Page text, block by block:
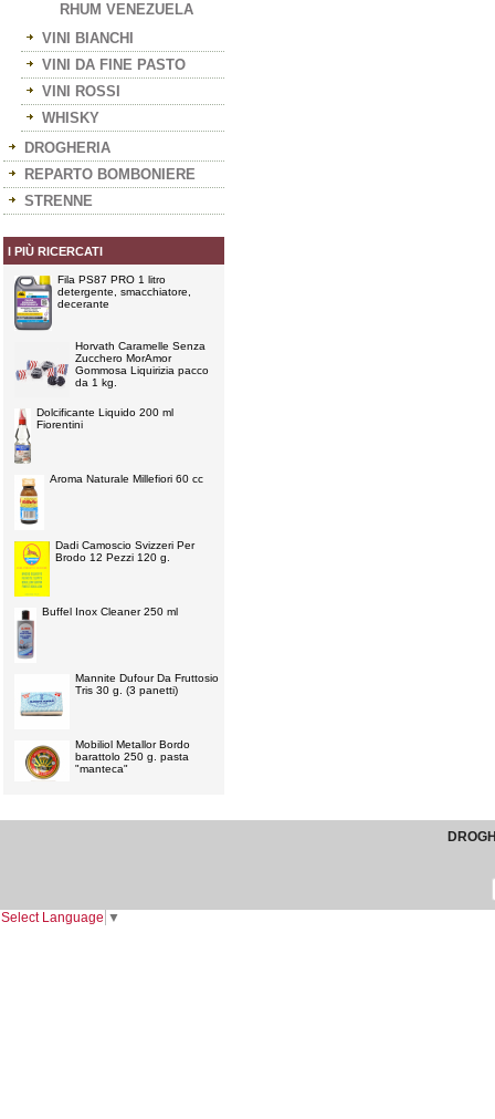
RHUM VENEZUELA
VINI BIANCHI
VINI DA FINE PASTO
VINI ROSSI
WHISKY
DROGHERIA
REPARTO BOMBONIERE
STRENNE
I PIÙ RICERCATI
Fila PS87 PRO 1 litro
detergente, smacchiatore,
decerante
Horvath Caramelle Senza
Zucchero MorAmor
Gommosa Liquirizia pacco
da 1 kg.
Dolcificante Liquido 200 ml
Fiorentini
Aroma Naturale Millefiori 60 cc
Dadi Camoscio Svizzeri Per
Brodo 12 Pezzi 120 g.
Buffel Inox Cleaner 250 ml
Mannite Dufour Da Fruttosio
Tris 30 g. (3 panetti)
Mobiliol Metallor Bordo
barattolo 250 g. pasta
"manteca"
Select Language ▼